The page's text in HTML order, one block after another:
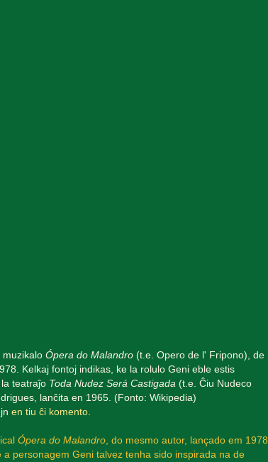
muzikalo Ópera do Malandro(t.e. Opero de l' Fripono), de
Kelkaj fontoj indikas, ke la rolulo Geni eble estis
teatraĵo Toda Nudez Será Castigada (t.e. Ĉiu Nudeco
lanĉita en 1965. (Fonto: Wikipedia)
en tiu ĉi komento.
Ópera do Malandro, do mesmo autor, lançado em 1978.
personagem Geni talvez tenha sido inspirada na de